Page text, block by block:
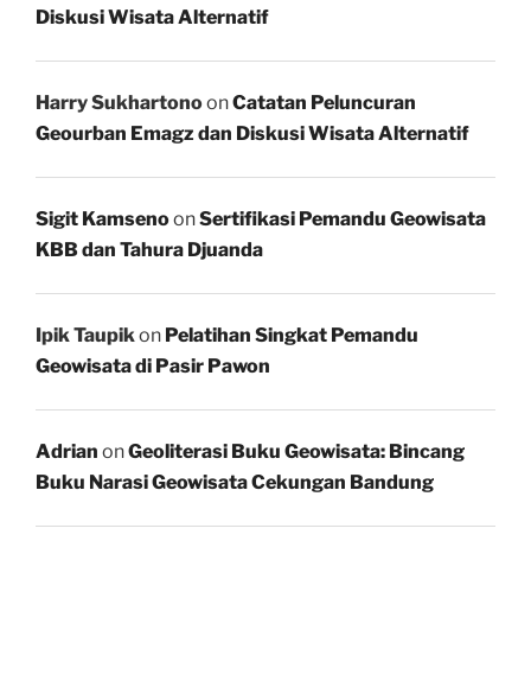
Diskusi Wisata Alternatif
Harry SukhartonoonCatatan Peluncuran
Geourban Emagz dan Diskusi Wisata Alternatif
Sigit KamsenoonSertifikasi Pemandu Geowisata
KBB dan Tahura Djuanda
Ipik Taupikon Pelatihan Singkat Pemandu
Geowisata di Pasir Pawon
Adrian onGeoliterasi Buku Geowisata: Bincang
Buku Narasi Geowisata Cekungan Bandung